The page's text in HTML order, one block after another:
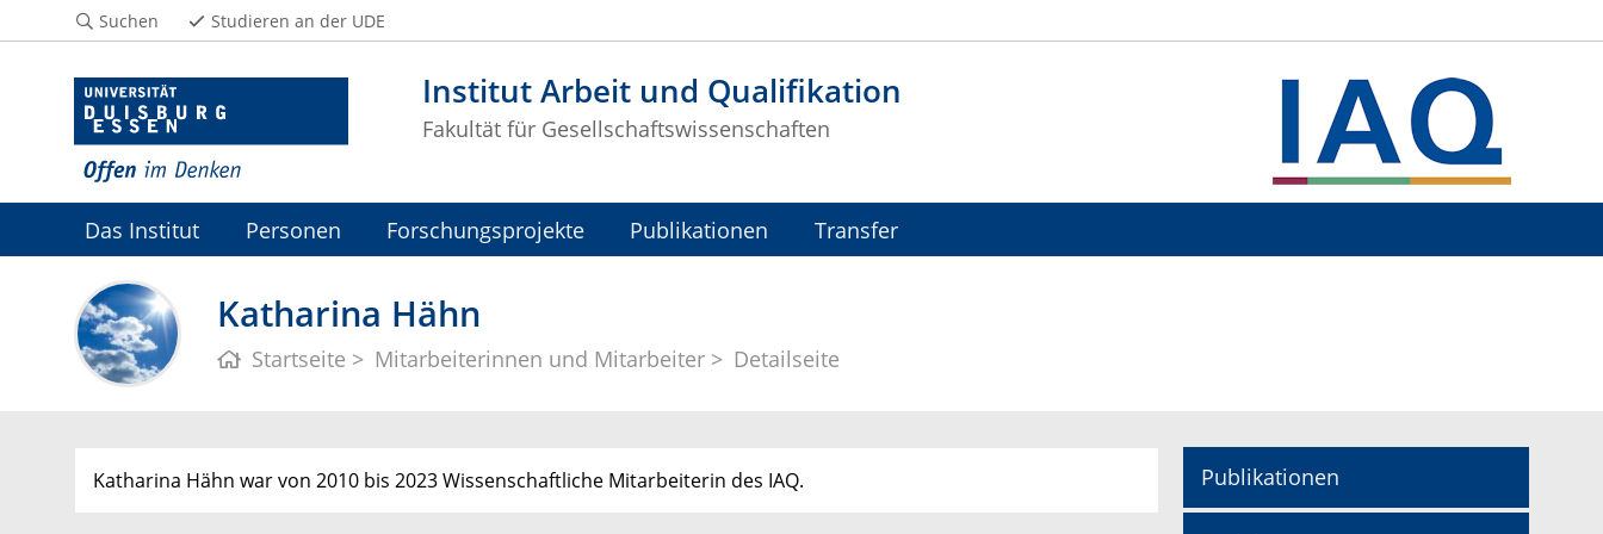
Institut Arbeit und Qualifikation
Fakultät für Gesellschaftswissenschaften
Suchen Studieren an der UDE
Das Institut Personen Forschungsprojekte Publikationen Transfer
Katharina Hähn
Startseite Mitarbeiterinnen und Mitarbeiter Detailseite
Katharina Hähn war von 2010 bis 2023 Wissenschaftliche Mitarbeiterin des IAQ. Publikationen